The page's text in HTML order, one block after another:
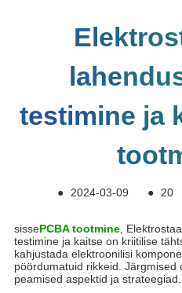
testimine ja
● 2024-03-09 ● 20
sissePCBA tootmine,
testimine ja kaitse on kriitilise
kahjustada elektroonilisi
pöördumatuid rikkeid. Järgmised
peamised aspektid ja strateegiad.